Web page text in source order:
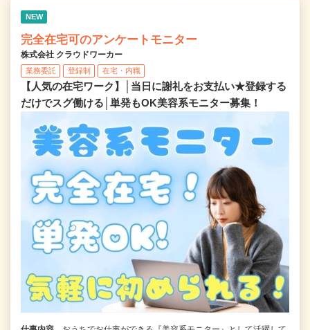
NEW
完全在宅可のアンケートモニター
株式会社 クラウドワーカー
業務委託 登録制 在宅・内職
【人気の在宅ワーク】│当日に謝礼をお支払い★登録する
だけでスグ働ける│単発もOK美容系モニター募集！